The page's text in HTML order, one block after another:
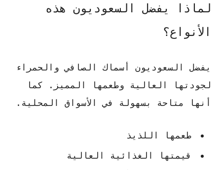
لماذا يفضل السعوديون هذه
الأنواع؟
يفضل السعوديون أسماك الصافي والحمراء
لجودتها العالية وطعمها المميز. كما
أنها متاحة بسهولة في الأسواق المحلية.
طعمها اللذيذ
قيمتها الغذائية العالية